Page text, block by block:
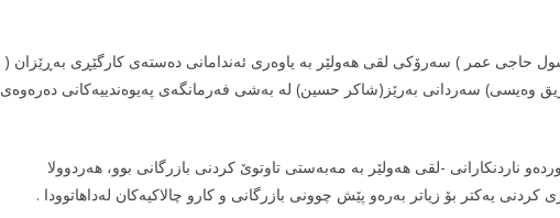
٣/٣/٢٠٢٤ بەڕێز (رسول حاجی عمر ) سەرۆکی لقی هەولێر بە یاوەری ئەندامانی دەستەی کارگێڕی بەڕێزان (
وەیسی) سەردانی بەرێز(شاکر حسین) لە بەشی فەرمانگەی پەیوەندییەکانی دەرەوەی
ناردنکارانی -لقی هەولێر بە مەبەستی تاوتوێ کردنی بازرگانی بوو، هەردوولا
کردنی یەکتر بۆ زیاتر بەرەو پێش چوونی بازرگانی و کارو چالاکیەکان لەداهاتوودا .